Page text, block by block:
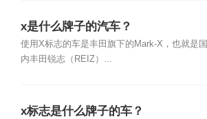
x是什么牌子的汽车？
使用X标志的车是丰田旗下的Mark-X，也就是国
内丰田锐志（REIZ）...
x标志是什么牌子的车？